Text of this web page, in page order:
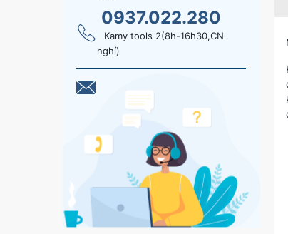
0937.022.280
Kamy tools 2(8h-16h30,CN
nghỉ)